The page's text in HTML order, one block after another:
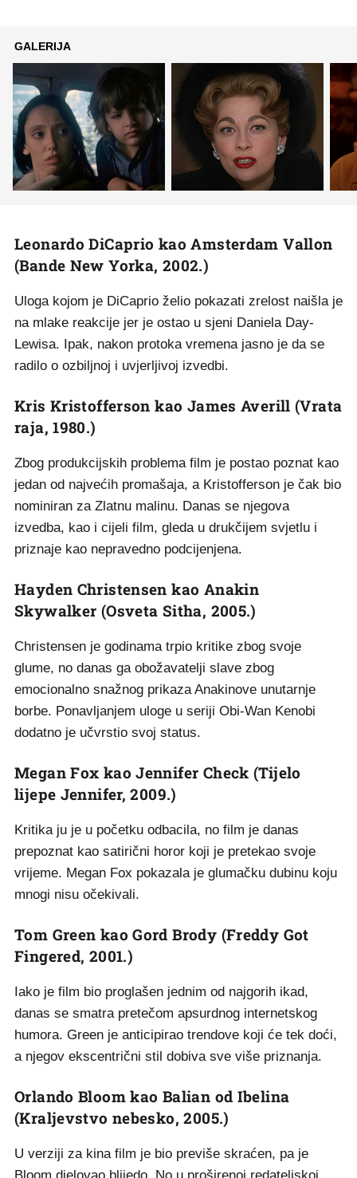
GALERIJA
Leonardo DiCaprio kao Amsterdam Vallon
(Bande New Yorka, 2002.)
Uloga kojom je DiCaprio želio pokazati zrelost naišla je
na mlake reakcije jer je ostao u sjeni Daniela Day-
Lewisa. Ipak, nakon protoka vremena jasno je da se
radilo o ozbiljnoj i uvjerljivoj izvedbi.
Kris Kristofferson kao James Averill (Vrata
raja, 1980.)
Zbog produkcijskih problema film je postao poznat kao
jedan od najvećih promašaja, a Kristofferson je čak bio
nominiran za Zlatnu malinu. Danas se njegova
izvedba, kao i cijeli film, gleda u drukčijem svjetlu i
priznaje kao nepravedno podcijenjena.
Hayden Christensen kao Anakin
Skywalker (Osveta Sitha, 2005.)
Christensen je godinama trpio kritike zbog svoje
glume, no danas ga obožavatelji slave zbog
emocionalno snažnog prikaza Anakinove unutarnje
borbe. Ponavljanjem uloge u seriji Obi-Wan Kenobi
dodatno je učvrstio svoj status.
Megan Fox kao Jennifer Check (Tijelo
lijepe Jennifer, 2009.)
Kritika ju je u početku odbacila, no film je danas
prepoznat kao satirični horor koji je pretekao svoje
vrijeme. Megan Fox pokazala je glumačku dubinu koju
mnogi nisu očekivali.
Tom Green kao Gord Brody (Freddy Got
Fingered, 2001.)
Iako je film bio proglašen jednim od najgorih ikad,
danas se smatra pretečom apsurdnog internetskog
humora. Green je anticipirao trendove koji će tek doći,
a njegov ekscentrični stil dobiva sve više priznanja.
Orlando Bloom kao Balian od Ibelina
(Kraljevstvo nebesko, 2005.)
U verziji za kina film je bio previše skraćen, pa je